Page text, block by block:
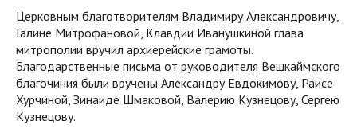
Церковным благотворителям Владимиру Александровичу,
Галине Митрофановой, Клавдии Иванушкиной глава
митрополии вручил архиерейские грамоты.
Благодарственные письма от руководителя Вешкаймского
благочиния были вручены Александру Евдокимову, Раисе
Хурчиной, Зинаиде Шмаковой, Валерию Кузнецову, Сергею
Кузнецову.